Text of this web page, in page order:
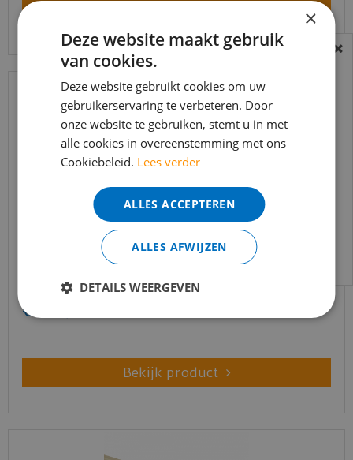
Trapleuning eik onbehandeld sleutelgat
40x60mm 350cm
€
Bekijk product
BEREIKBAARHEID
In verband met de vakantie periode zijn wij
t/m 14 augustus telefonisch helaas niet
bereikbaar.
Bestelling worden uiteraard verwerkt
echter iets minder snel dan wat je van ons
gewend bent.
Voor vragen kan je ons bereiken via
info@merkvloerenwinkel.nl
×
Deze website maakt gebruik
van cookies.
Deze website gebruikt cookies om uw
gebruikerservaring te verbeteren. Door
onze website te gebruiken, stemt u in met
alle cookies in overeenstemming met ons
Cookiebeleid. Lees verder
ALLES ACCEPTEREN
ALLES AFWIJZEN
DETAILS WEERGEVEN